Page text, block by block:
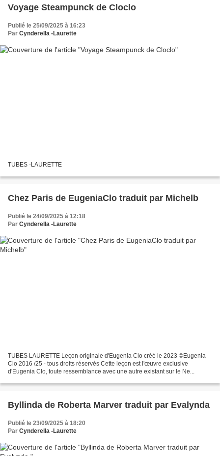
Voyage Steampunck de Cloclo
Publié le 25/09/2025 à 16:23
Par Cynderella -Laurette
TUBES -LAURETTE
Chez Paris de EugeniaClo traduit par Michelb
Publié le 24/09/2025 à 12:18
Par Cynderella -Laurette
TUBES LAURETTE Leçon originale d'Eugenia Clo créé le 2023 ©Eugenia-
Clo 2016 /25 - tous droits réservés Cette leçon est l'œuvre exclusive
d'Eugenia Clo, toute ressemblance avec une autre existant sur le Ne...
Byllinda de Roberta Marver traduit par Evalynda
Publié le 23/09/2025 à 18:20
Par Cynderella -Laurette